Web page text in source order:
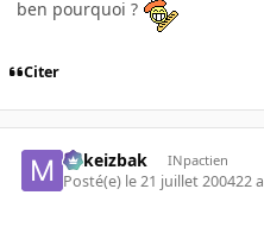
ben pourquoi ?
Citer
Mikeizbak INpactien
Posté(e) le 21 juillet 200422 a